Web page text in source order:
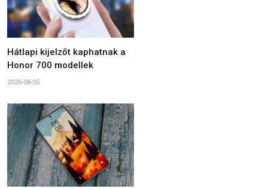
Hátlapi kijelzőt kaphatnak a
Honor 700 modellek
2026-08-05